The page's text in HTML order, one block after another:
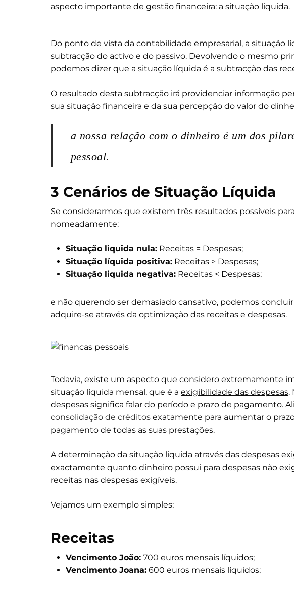
aspecto importante de gestão financeira: a situação liquida.
Do ponto de vista da contabilidade empresarial, a situação
subtracção do activo e do passivo. Devolvendo o mesmo
podemos dizer que a situação líquida é a subtracção das
O resultado desta subtracção irá providenciar informação
sua situação financeira e da sua percepção do valor do
a nossa relação com o dinheiro é um dos
pessoal.
3 Cenários de Situação Líquida
Se considerarmos que existem três resultados possíveis
nomeadamente:
Situação liquida nula: Receitas = Despesas;
Situação líquida positiva: Receitas > Despesas;
Situação liquida negativa: Receitas < Despesas;
e não querendo ser demasiado cansativo, podemos
adquire-se através da optimização das receitas e despesas.
Todavia, existe um aspecto que considero extremamente
situação líquida mensal, que é a exigibilidade das despesas.
despesas significa falar do período e prazo de pagamento.
consolidação de créditos exatamente para aumentar o
pagamento de todas as suas prestações.
A determinação da situação liquida através das despesas
exactamente quanto dinheiro possui para despesas não
receitas nas despesas exigíveis.
Vejamos um exemplo simples;
Receitas
Vencimento João: 700 euros mensais líquidos;
Vencimento Joana: 600 euros mensais líquidos;